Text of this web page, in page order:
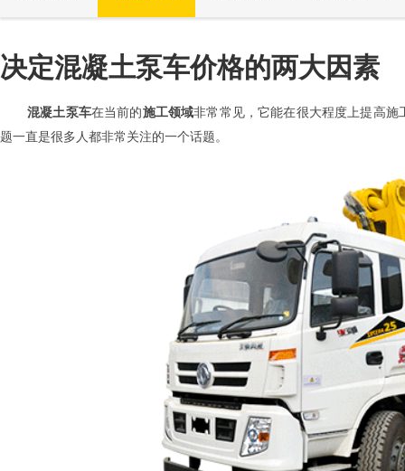
决定混凝土泵车价格的两大因素
混凝土泵车在当前的施工领域非常常见，它能在很大程度上提高
题一直是很多人都非常关注的一个话题。